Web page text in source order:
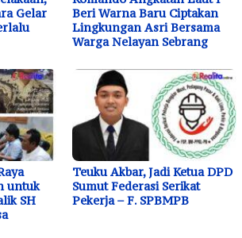
Gelar
Beri Warna Baru Ciptakan
Lingkungan Asri Bersama
Warga Nelayan Sebrang
untuk
SH
Teuku Akbar, Jadi Ketua DPD
Sumut Federasi Serikat
Pekerja – F. SPBMPB